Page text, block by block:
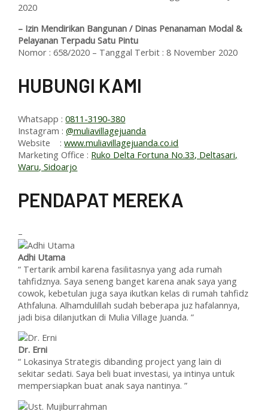
2020
– Izin Mendirikan Bangunan / Dinas Penanaman Modal &
Pelayanan Terpadu Satu Pintu
Nomor : 658/2020 – Tanggal Terbit : 8 November 2020
HUBUNGI KAMI
Whatsapp :0811-3190-380
Instagram :@muliavillagejuanda
Website :www.muliavillagejuanda.co.id
Marketing Office : Ruko Delta Fortuna No.33, Deltasari,
Waru, Sidoarjo
PENDAPAT MEREKA
–
Adhi Utama
“ Tertarik ambil karena fasilitasnya yang ada rumah
tahfidznya. Saya seneng banget karena anak saya yang
cowok, kebetulan juga saya ikutkan kelas di rumah tahfidz
Athfaluna. Alhamdulillah sudah beberapa juz hafalannya,
jadi bisa dilanjutkan di Mulia Village Juanda. ”
Dr. Erni
“ Lokasinya Strategis dibanding project yang lain di
sekitar sedati. Saya beli buat investasi, ya intinya untuk
mempersiapkan buat anak saya nantinya. ”